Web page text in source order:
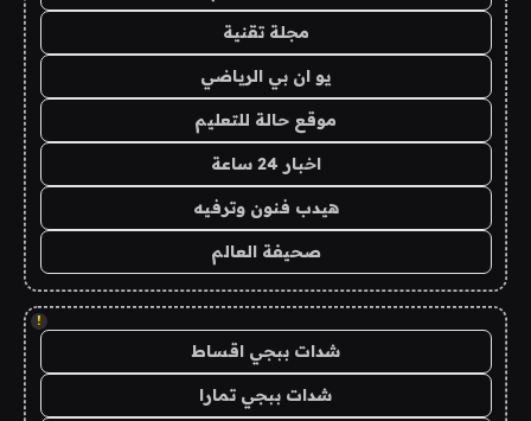
مجلة تقنية
يو ان بي الرياضي
موقع حالة للتعليم
اخبار 24 ساعة
هيدب فنون وترفيه
صحيفة العالم
!
شدات ببجي اقساط
شدات ببجي تمارا